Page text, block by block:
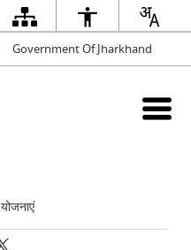
Government Of Jharkhand
योजनाएं